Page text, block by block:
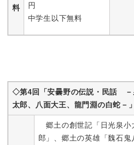
料
円
中学生以下無料
◇第4回「安曇野の伝説・民話 －
太郎、八面大王、龍門淵の白蛇－」
郷土の創世記「日光泉小
郎」、郷土の英雄「魏石鬼